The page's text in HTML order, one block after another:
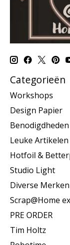
Categorieën
Workshops
Design Papier
Benodigdheden
Leuke Artikelen
Hotfoil &
Studio Light
Diverse Merken
Scrap@Home
PRE ORDER
Tim Holtz